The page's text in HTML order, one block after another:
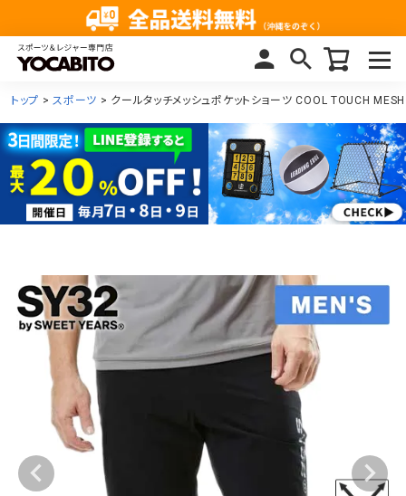
トップ スポーツ クールタッチメッシュポケットショーツ COOL TOUCH